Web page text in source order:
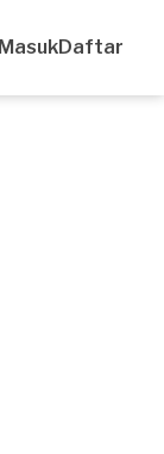
MasukDaftar